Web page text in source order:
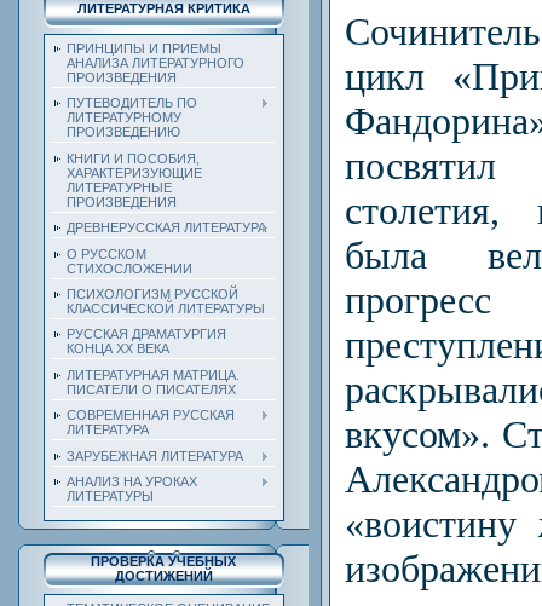
ЛИТЕРАТУРНАЯ КРИТИКА
ПРИНЦИПЫ И ПРИЕМЫ
АНАЛИЗА ЛИТЕРАТУРНОГО
ПРОИЗВЕДЕНИЯ
ПУТЕВОДИТЕЛЬ ПО
ЛИТЕРАТУРНОМУ
ПРОИЗВЕДЕНИЮ
КНИГИ И ПОСОБИЯ,
ХАРАКТЕРИЗУЮЩИЕ
ЛИТЕРАТУРНЫЕ
ПРОИЗВЕДЕНИЯ
ДРЕВНЕРУССКАЯ ЛИТЕРАТУРА
О РУССКОМ
СТИХОСЛОЖЕНИИ
ПСИХОЛОГИЗМ РУССКОЙ
КЛАССИЧЕСКОЙ ЛИТЕРАТУРЫ
РУССКАЯ ДРАМАТУРГИЯ
КОНЦА ХХ ВЕКА
ЛИТЕРАТУРНАЯ МАТРИЦА.
ПИСАТЕЛИ О ПИСАТЕЛЯХ
СОВРЕМЕННАЯ РУССКАЯ
ЛИТЕРАТУРА
ЗАРУБЕЖНАЯ ЛИТЕРАТУРА
АНАЛИЗ НА УРОКАХ
ЛИТЕРАТУРЫ
ПРОВЕРКА УЧЕБНЫХ
ДОСТИЖЕНИЙ
цикл
столетия,
была
прогресс
вкусом».